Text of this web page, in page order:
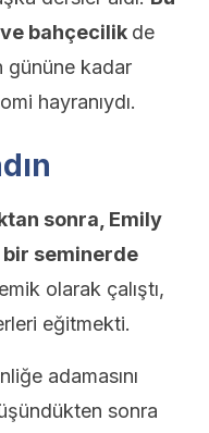
ve bahçecilik de
gününe kadar
hayranıydı.
sonra, Emily
seminerde
olarak çalıştı,
eğitmekti.
adamasını
sonra